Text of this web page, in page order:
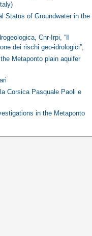
Status of Groundwater in the
Cnr-Irpi, “Il
dei rischi geo-idrologici”,
Metaponto plain aquifer
Corsica Pasquale Paoli e
in the Metaponto